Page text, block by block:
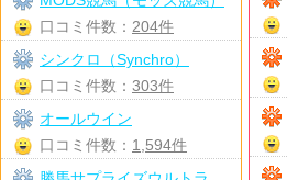
口コミ件数： 204件
シンクロ（Synchro）
口コミ件数： 303件
オールウイン
口コミ件数： 1,594件